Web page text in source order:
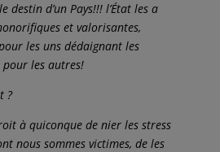
destin d’un Pays!!! l’État les a
et valorisantes,
les uns dédaignant les
pour les autres!
?
à quiconque de nier les stress
nous sommes victimes, de les